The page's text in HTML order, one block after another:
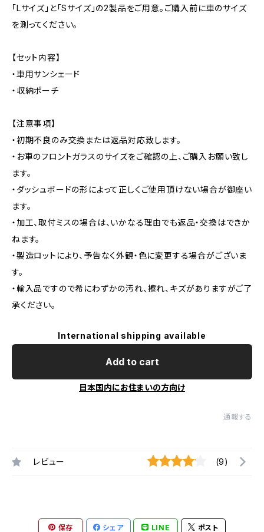
「Lサイズ」と「Sサイズ」の2製品をご用意。ご購入前に車のサイズ
を測ってください。
【セット内容】
・車用サンシェード
・収納ポーチ
【注意事項】
・初期不良のみ交換または返品対応致します。
・お車のフロントガラスのサイズをご確認の上、ご購入お願い致し
ます。
・ダッシュボードの形によって正しくご使用頂けない場合が御座い
ます。
・加工、取付ミスの場合は、いかなる理由でも返品・交換はできか
ねます。
・製造ロットにより、予告なく外観・色に変更する場合がございま
す。
・輸入品ですので希にわずかの汚れ、擦れ、キズがありますがご了
承ください。
International shipping available
Add to cart
日本国内にお住まいの方向け
通報する
レビュー (9)
保存 シェア LINE ポスト